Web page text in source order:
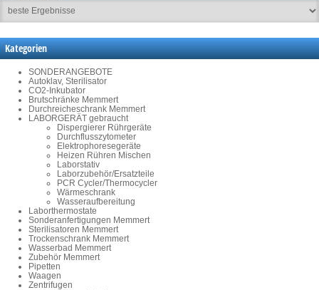
Kategorien
SONDERANGEBOTE
Autoklav, Sterilisator
CO2-Inkubator
Brutschränke Memmert
Durchreicheschrank Memmert
LABORGERÄT gebraucht
Dispergierer Rührgeräte
Durchflusszytometer
Elektrophoresegeräte
Heizen Rühren Mischen
Laborstativ
Laborzubehör/Ersatzteile
PCR Cycler/Thermocycler
Wärmeschrank
Wasseraufbereitung
Laborthermostate
Sonderanfertigungen Memmert
Sterilisatoren Memmert
Trockenschrank Memmert
Wasserbad Memmert
Zubehör Memmert
Pipetten
Waagen
Zentrifugen